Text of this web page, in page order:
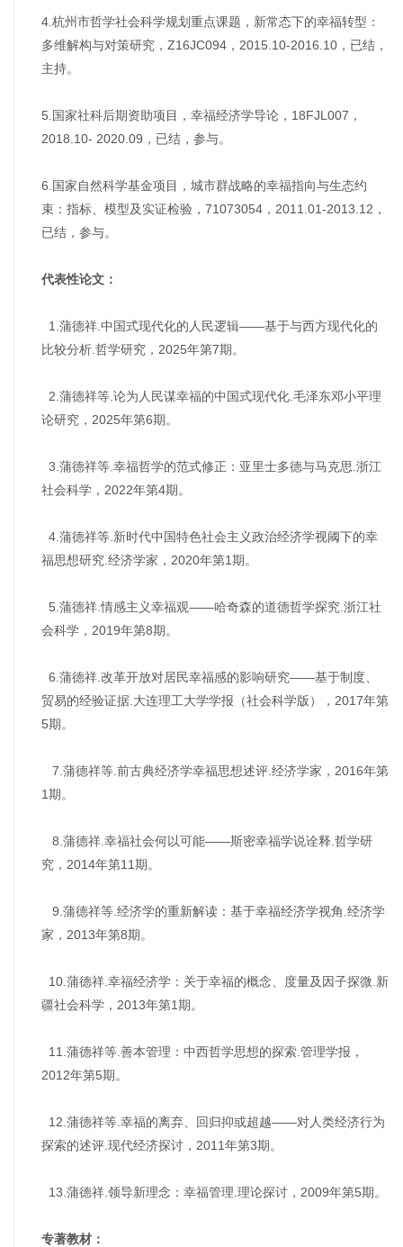
4.杭州市哲学社会科学规划重点课题，新常态下的幸福转型：
多维解构与对策研究，Z16JC094，2015.10-2016.10，已结，
主持。
5.国家社科后期资助项目，幸福经济学导论，18FJL007，
2018.10- 2020.09，已结，参与。
6.国家自然科学基金项目，城市群战略的幸福指向与生态约
束：指标、模型及实证检验，71073054，2011.01-2013.12，
已结，参与。
代表性论文：
1.蒲德祥.中国式现代化的人民逻辑——基于与西方现代化的
比较分析.哲学研究，2025年第7期。
2.蒲德祥等.论为人民谋幸福的中国式现代化.毛泽东邓小平理
论研究，2025年第6期。
3.蒲德祥等.幸福哲学的范式修正：亚里士多德与马克思.浙江
社会科学，2022年第4期。
4.蒲德祥等.新时代中国特色社会主义政治经济学视阈下的幸
福思想研究.经济学家，2020年第1期。
5.蒲德祥.情感主义幸福观——哈奇森的道德哲学探究.浙江社
会科学，2019年第8期。
6.蒲德祥.改革开放对居民幸福感的影响研究——基于制度、
贸易的经验证据.大连理工大学学报（社会科学版），2017年第
5期。
7.蒲德祥等.前古典经济学幸福思想述评.经济学家，2016年第
1期。
8.蒲德祥.幸福社会何以可能——斯密幸福学说诠释.哲学研
究，2014年第11期。
9.蒲德祥等.经济学的重新解读：基于幸福经济学视角.经济学
家，2013年第8期。
10.蒲德祥.幸福经济学：关于幸福的概念、度量及因子探微.新
疆社会科学，2013年第1期。
11.蒲德祥等.善本管理：中西哲学思想的探索.管理学报，
2012年第5期。
12.蒲德祥等.幸福的离弃、回归抑或超越——对人类经济行为
探索的述评.现代经济探讨，2011年第3期。
13.蒲德祥.领导新理念：幸福管理.理论探讨，2009年第5期。
专著教材：